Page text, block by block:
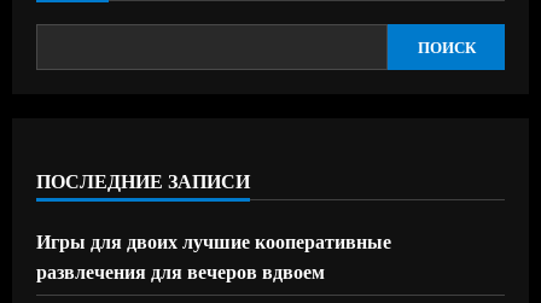
ПОИСК
ПОСЛЕДНИЕ ЗАПИСИ
Игры для двоих лучшие кооперативные
развлечения для вечеров вдвоем